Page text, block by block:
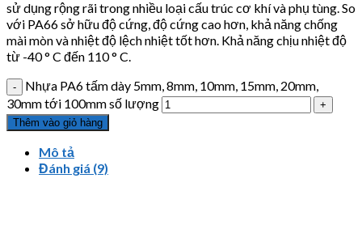
sử dụng rộng rãi trong nhiều loại cấu trúc cơ khí và phụ tùng. So
với PA66 sở hữu độ cứng, độ cứng cao hơn, khả năng chống
mài mòn và nhiệt độ lệch nhiệt tốt hơn. Khả năng chịu nhiệt độ
từ -40 ° C đến 110 ° C.
Nhựa PA6 tấm dày 5mm, 8mm, 10mm, 15mm, 20mm,
30mm tới 100mm số lượng
Thêm vào giỏ hàng
Mô tả
Đánh giá (9)